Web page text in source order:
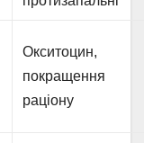
Окситоцин,
покращення
раціону